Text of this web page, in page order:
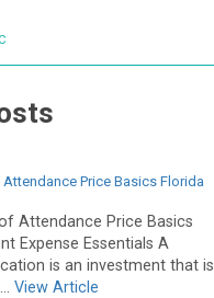
Price Basics Florida
Attendance Price Basics
Expense Essentials A
is an investment that is
View Article